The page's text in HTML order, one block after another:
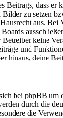
Beitrags, dass er
zu setzen
aus.
keine
und
hinaus, deine
bei phpBB um
durch die
die